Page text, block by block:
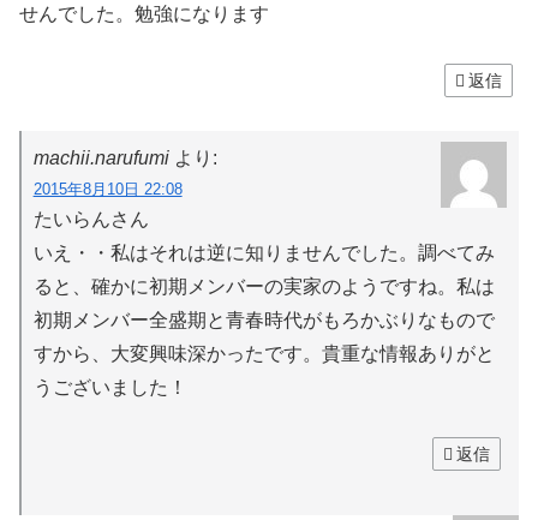
せんでした。勉強になります
返信
machii.narufumi より:
2015年8月10日 22:08
たいらんさん
いえ・・私はそれは逆に知りませんでした。調べてみ
ると、確かに初期メンバーの実家のようですね。私は
初期メンバー全盛期と青春時代がもろかぶりなもので
すから、大変興味深かったです。貴重な情報ありがと
うございました！
返信